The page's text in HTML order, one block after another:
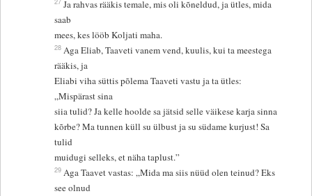
Ja rahvas rääkis temale, mis oli kõneldud, ja ütles, mida
saab
mees, kes lööb Koljati maha.
28 Aga Eliab, Taaveti vanem vend, kuulis, kui ta meestega
rääkis, ja
Eliabi viha süttis põlema Taaveti vastu ja ta ütles:
„Mispärast sina
siia tulid? Ja kelle hoolde sa jätsid selle väikese karja sinna
kõrbe? Ma tunnen küll su ülbust ja su südame kurjust! Sa
tulid
muidugi selleks, et näha taplust.”
29 Aga Taavet vastas: „Mida ma siis nüüd olen teinud? Eks
see olnud